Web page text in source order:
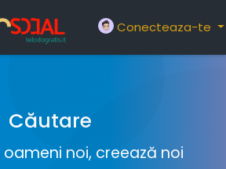
Conecteaza-te
Căutare
noi, creează noi